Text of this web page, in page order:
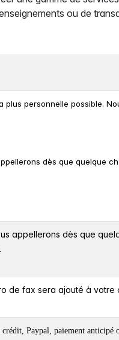
ou de
personnelle possible.
dès que quelque
appellerons dès que
de fax sera ajouté à votre
Paypal, paiement